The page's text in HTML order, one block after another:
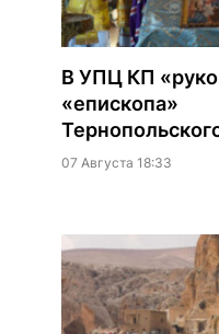
В УПЦ КП
«епископа»
07 Августа 18:33